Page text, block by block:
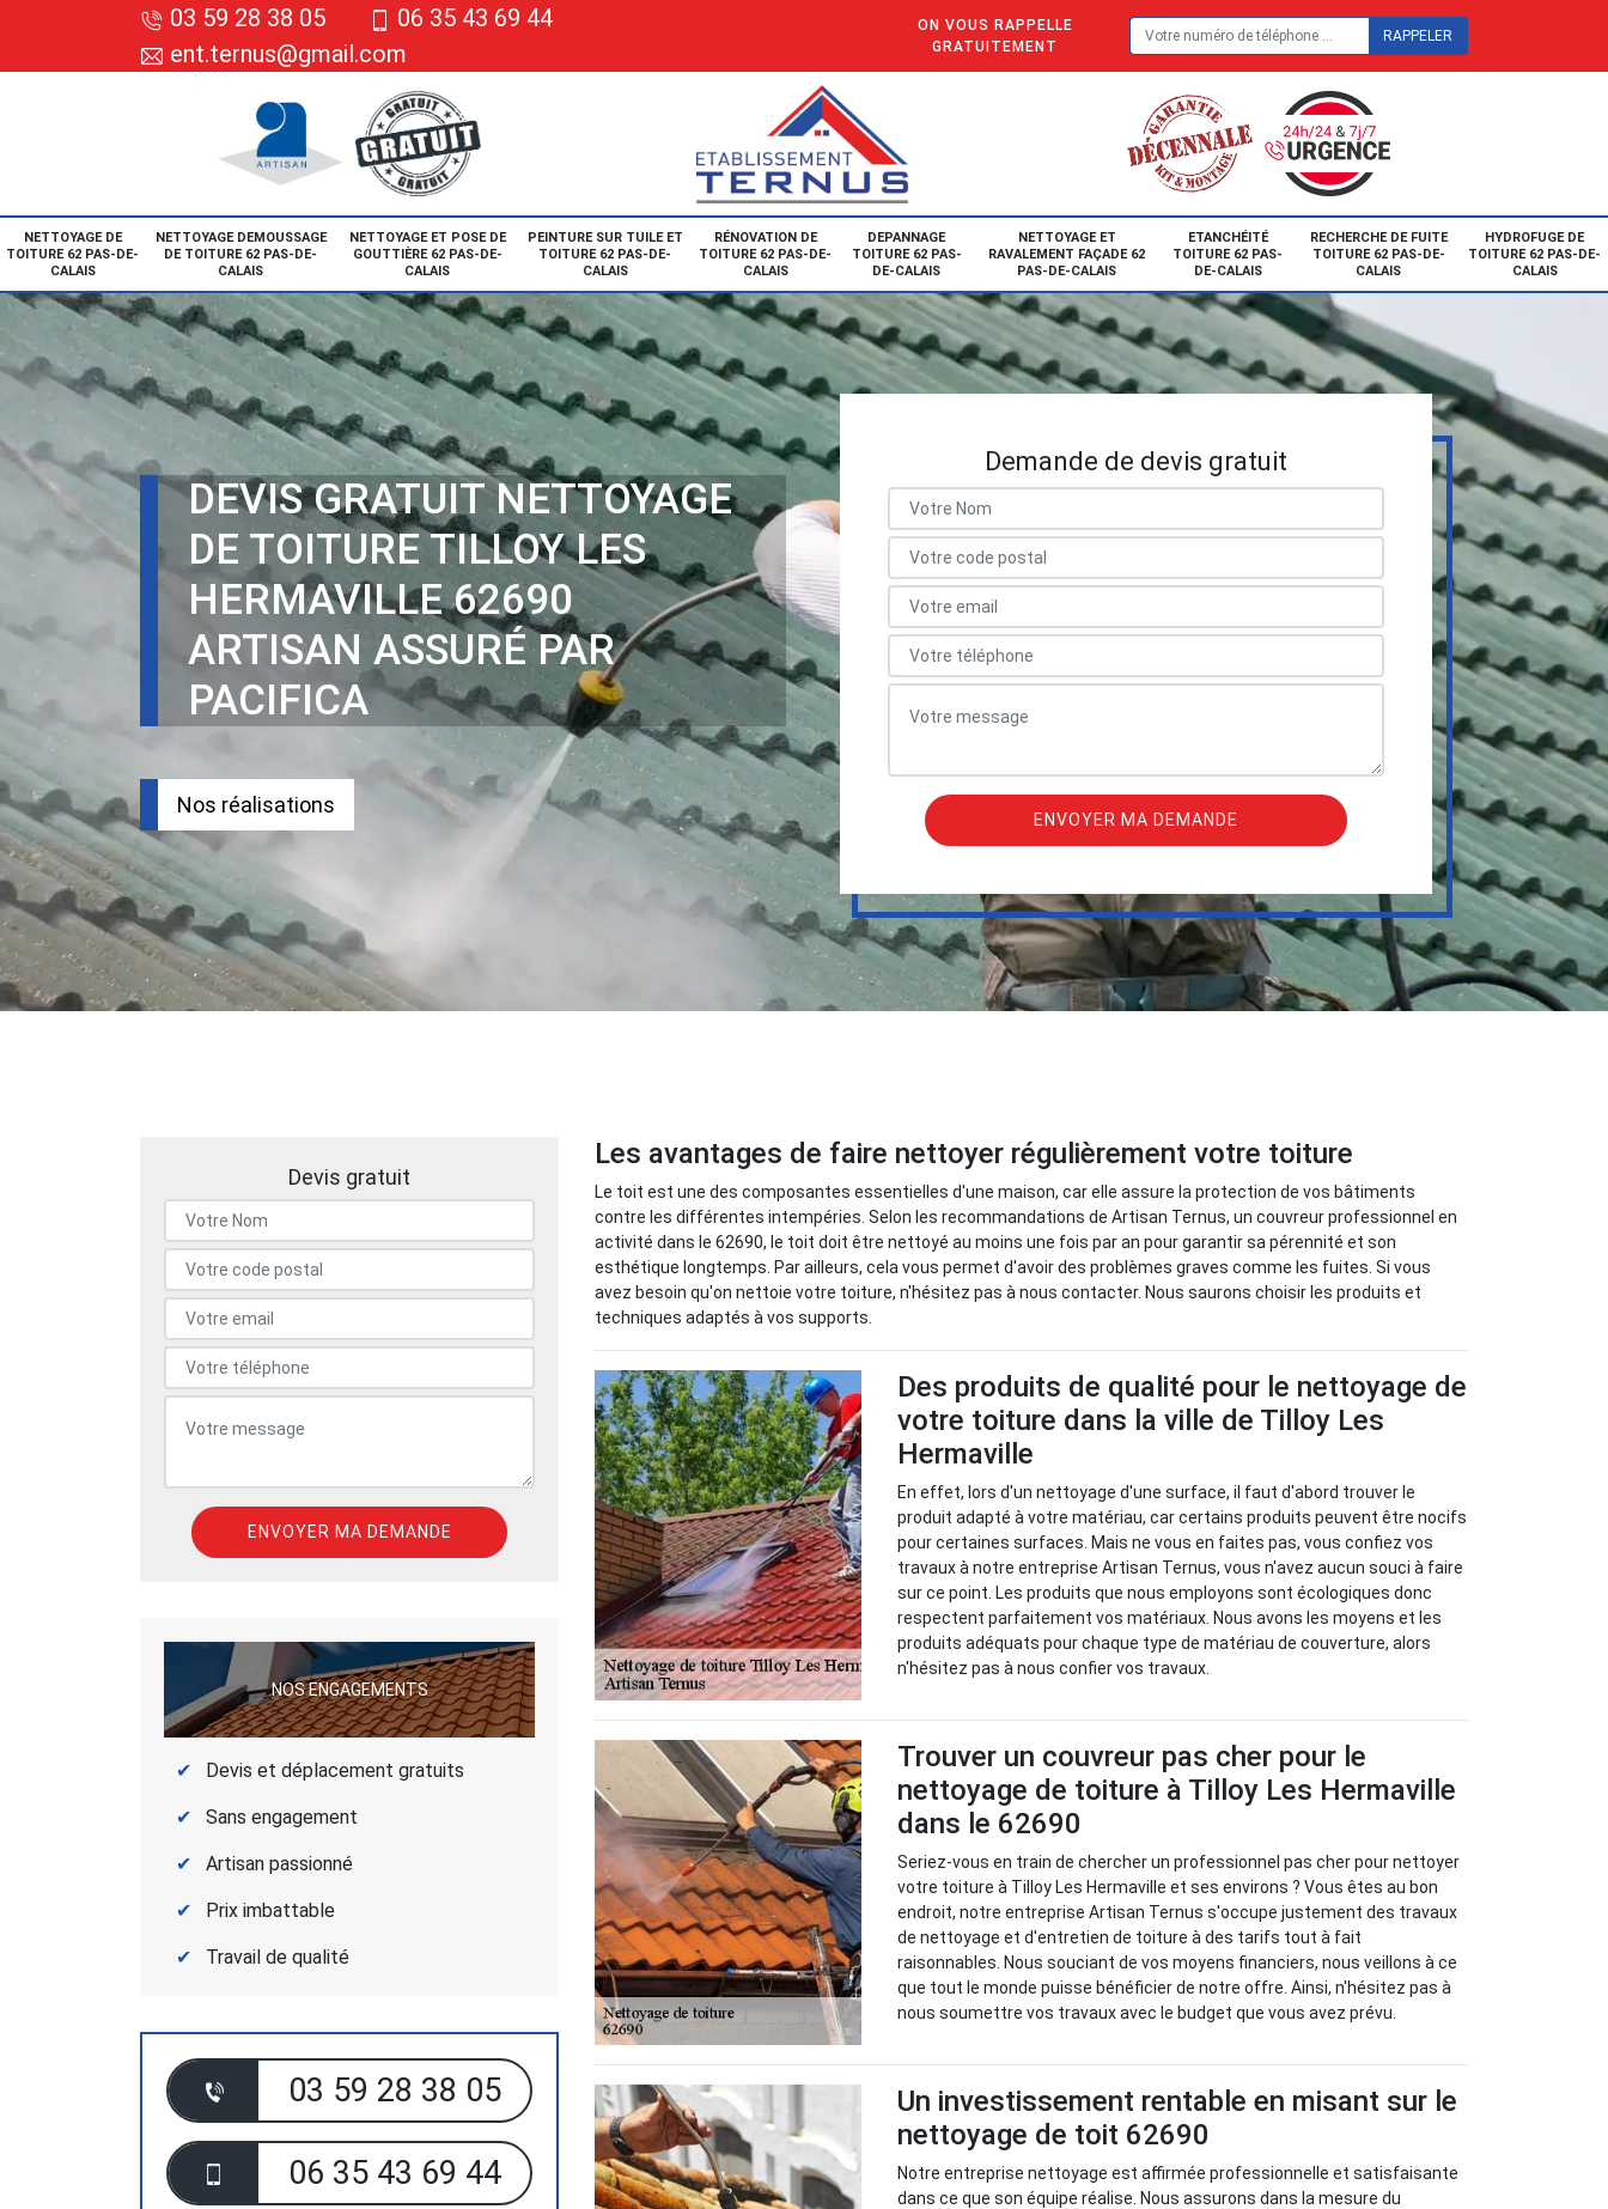
03 59 28 38 05
06 35 43 69 44
ent.ternus@gmail.com
ON VOUS RAPPELLE
GRATUITEMENT
NETTOYAGE DE
TOITURE 62 PAS-DE-
CALAIS
NETTOYAGE DEMOUSSAGE
DE TOITURE 62 PAS-DE-
CALAIS
NETTOYAGE ET POSE DE
GOUTTIÈRE 62 PAS-DE-
CALAIS
PEINTURE SUR TUILE ET
TOITURE 62 PAS-DE-
CALAIS
RÉNOVATION DE
TOITURE 62 PAS-DE-
CALAIS
DEPANNAGE
TOITURE 62 PAS-
DE-CALAIS
NETTOYAGE ET
RAVALEMENT FAÇADE 62
PAS-DE-CALAIS
ETANCHÉITÉ
TOITURE 62 PAS-
DE-CALAIS
RECHERCHE DE FUITE
TOITURE 62 PAS-DE-
CALAIS
HYDROFUGE DE
TOITURE 62 PAS-DE-
CALAIS
DEVIS GRATUIT NETTOYAGE
DE TOITURE TILLOY LES
HERMAVILLE 62690
ARTISAN ASSURÉ PAR
PACIFICA
Nos réalisations
Demande de devis gratuit
Devis gratuit
NOS ENGAGEMENTS
Devis et déplacement gratuits
Sans engagement
Artisan passionné
Prix imbattable
Travail de qualité
03 59 28 38 05
06 35 43 69 44
Les avantages de faire nettoyer régulièrement votre toiture
Le toit est une des composantes essentielles d'une maison, car elle assure la protection de vos bâtiments
contre les différentes intempéries. Selon les recommandations de Artisan Ternus, un couvreur professionnel en
activité dans le 62690, le toit doit être nettoyé au moins une fois par an pour garantir sa pérennité et son
esthétique longtemps. Par ailleurs, cela vous permet d'avoir des problèmes graves comme les fuites. Si vous
avez besoin qu'on nettoie votre toiture, n'hésitez pas à nous contacter. Nous saurons choisir les produits et
techniques adaptés à vos supports.
Des produits de qualité pour le nettoyage de
votre toiture dans la ville de Tilloy Les
Hermaville
En effet, lors d'un nettoyage d'une surface, il faut d'abord trouver le
produit adapté à votre matériau, car certains produits peuvent être nocifs
pour certaines surfaces. Mais ne vous en faites pas, vous confiez vos
travaux à notre entreprise Artisan Ternus, vous n'avez aucun souci à faire
sur ce point. Les produits que nous employons sont écologiques donc
respectent parfaitement vos matériaux. Nous avons les moyens et les
produits adéquats pour chaque type de matériau de couverture, alors
n'hésitez pas à nous confier vos travaux.
Trouver un couvreur pas cher pour le
nettoyage de toiture à Tilloy Les Hermaville
dans le 62690
Seriez-vous en train de chercher un professionnel pas cher pour nettoyer
votre toiture à Tilloy Les Hermaville et ses environs ? Vous êtes au bon
endroit, notre entreprise Artisan Ternus s'occupe justement des travaux
de nettoyage et d'entretien de toiture à des tarifs tout à fait
raisonnables. Nous souciant de vos moyens financiers, nous veillons à ce
que tout le monde puisse bénéficier de notre offre. Ainsi, n'hésitez pas à
nous soumettre vos travaux avec le budget que vous avez prévu.
Un investissement rentable en misant sur le
nettoyage de toit 62690
Notre entreprise nettoyage est affirmée professionnelle et satisfaisante
dans ce que son équipe réalise. Nous assurons dans la mesure du